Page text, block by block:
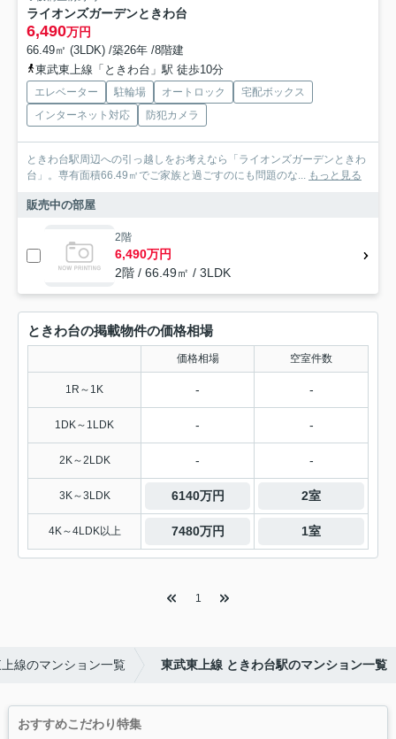
ライオンズガーデンときわ台
6,490万円
66.49㎡ (3LDK) /築26年 /8階建
東武東上線「ときわ台」駅 徒歩10分
エレベーター 駐輪場 オートロック
宅配ボックス
インターネット対応
防犯カメラ
ときわ台駅周辺への引っ越しをお考えなら「ライオンズガーデンときわ
台」。専有面積66.49㎡でご家族と過ごすのにも問題のな... もっと見る
販売中の部屋
2階
6,490万円
2階 / 66.49㎡ / 3LDK
ときわ台の掲載物件の価格相場
価格相場 空室件数
1R～1K - -
1DK～1LDK - -
2K～2LDK - -
3K～3LDK 6140万円 2室
4K～4LDK以上 7480万円 1室
1
線のマンション一覧 東武東上線 ときわ台駅のマンション一覧
おすすめこだわり特集